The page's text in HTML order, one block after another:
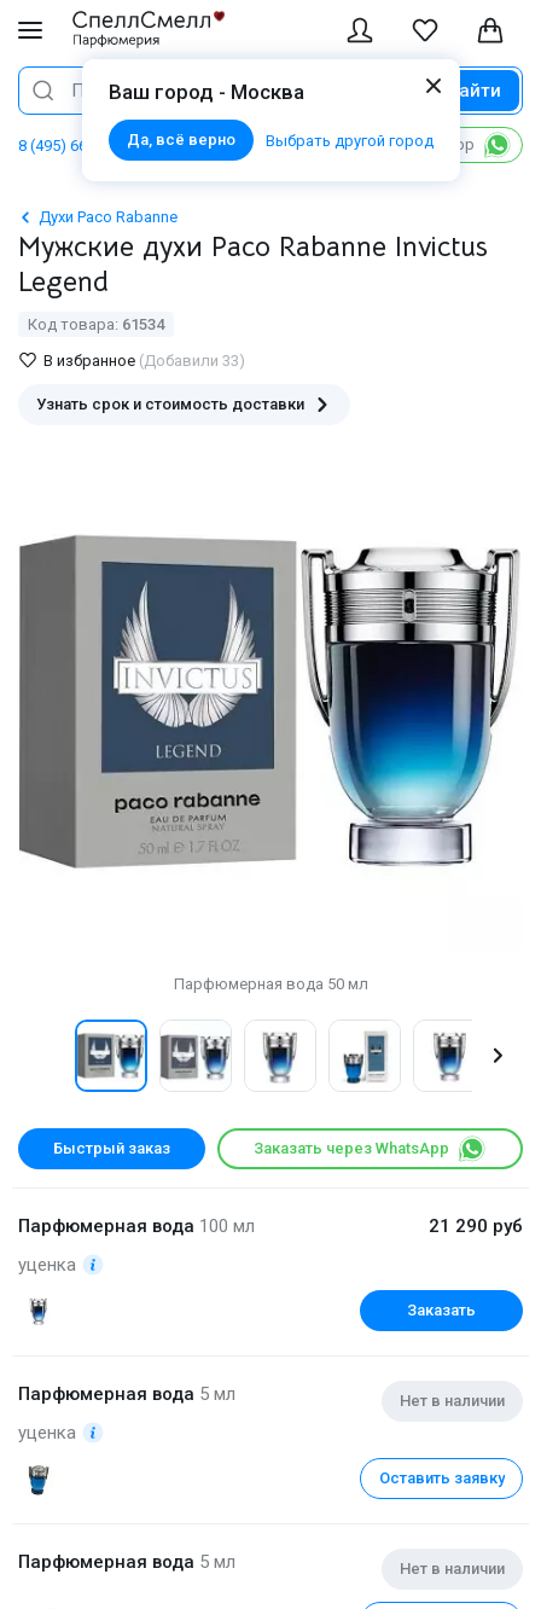
Ваш город - Москва
Да, всё верно Выбрать другой город
Поиск Найти
8 (495) 668 06 02 Написать в WhatsApp
Духи Paco Rabanne
Мужские духи Paco Rabanne Invictus
Legend
Код товара: 61534
В избранное (Добавили 33)
Узнать срок и стоимость доставки
Парфюмерная вода 50 мл
Быстрый заказ Заказать через WhatsApp
Парфюмерная вода 100 мл
уценка
21 290 руб
Заказать
Парфюмерная вода 5 мл
уценка
Нет в наличии
Оставить заявку
Парфюмерная вода 5 мл Нет в наличии